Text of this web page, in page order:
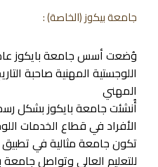
جامعة بيكوز (الخاصة) :
اللوجستية المهنية صاحبة
المهني
الأفراد في قطاع الخدمات
تكون جامعة مثالية في تطبيق
للتعليم العالي وتواصل جامعة